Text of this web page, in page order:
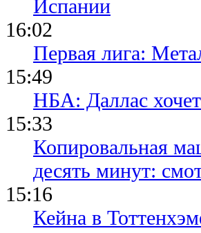
Испании
16:02
Первая лига:
15:49
НБА: Даллас
15:33
Копировальная
десять минут:
15:16
Кейна в